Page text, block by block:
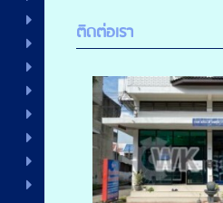
ติดต่อเรา